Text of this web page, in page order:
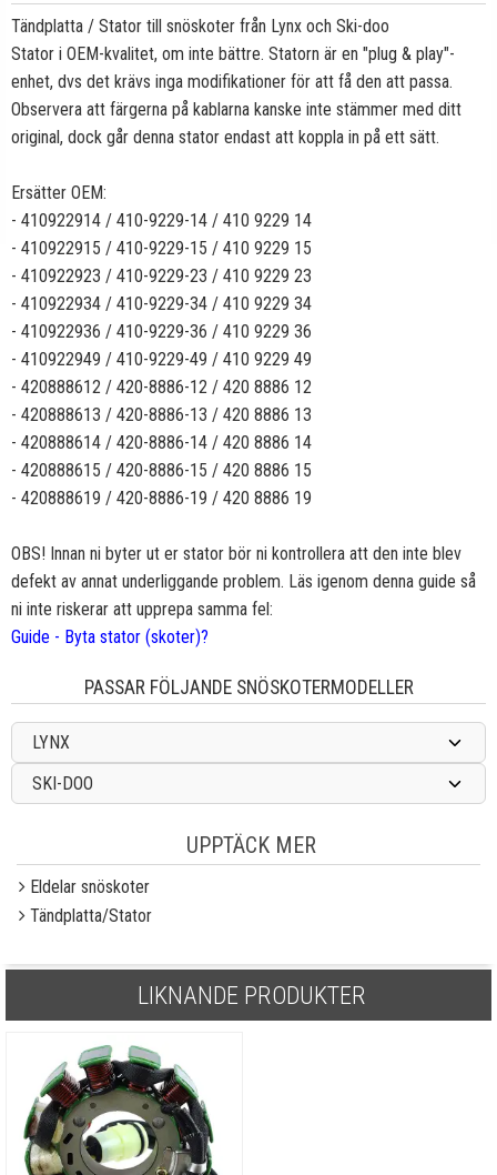
Tändplatta / Stator till snöskoter från Lynx och Ski-doo
Stator i OEM-kvalitet, om inte bättre. Statorn är en "plug & play"-
enhet, dvs det krävs inga modifikationer för att få den att passa.
Observera att färgerna på kablarna kanske inte stämmer med ditt
original, dock går denna stator endast att koppla in på ett sätt.
Ersätter OEM:
- 410922914 / 410-9229-14 / 410 9229 14
- 410922915 / 410-9229-15 / 410 9229 15
- 410922923 / 410-9229-23 / 410 9229 23
- 410922934 / 410-9229-34 / 410 9229 34
- 410922936 / 410-9229-36 / 410 9229 36
- 410922949 / 410-9229-49 / 410 9229 49
- 420888612 / 420-8886-12 / 420 8886 12
- 420888613 / 420-8886-13 / 420 8886 13
- 420888614 / 420-8886-14 / 420 8886 14
- 420888615 / 420-8886-15 / 420 8886 15
- 420888619 / 420-8886-19 / 420 8886 19
OBS! Innan ni byter ut er stator bör ni kontrollera att den inte blev
defekt av annat underliggande problem. Läs igenom denna guide så
ni inte riskerar att upprepa samma fel:
Guide - Byta stator (skoter)?
PASSAR FÖLJANDE SNÖSKOTERMODELLER
LYNX
SKI-DOO
UPPTÄCK MER
Eldelar snöskoter
Tändplatta/Stator
LIKNANDE PRODUKTER